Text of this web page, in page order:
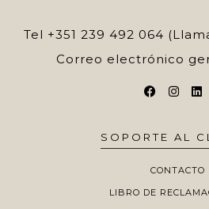
Tel +351 239 492 064
Correo electrónico
SOPORTE AL
CONTACTO
LIBRO DE